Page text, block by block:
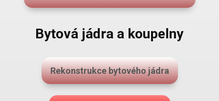
Bytová jádra a koupelny
Rekonstrukce bytového jádra